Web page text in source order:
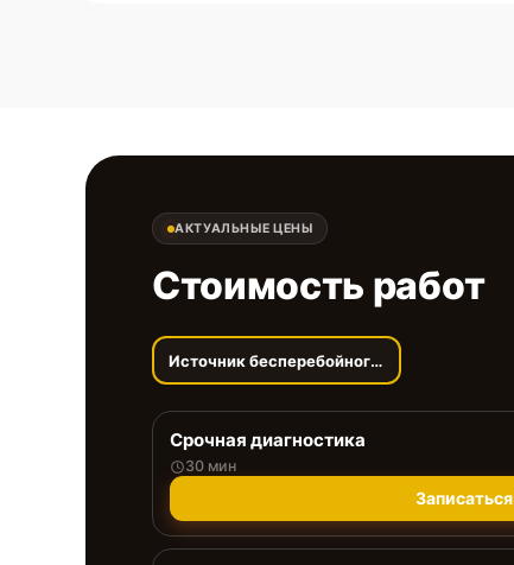
АКТУАЛЬНЫЕ ЦЕНЫ
Стоимость работ
Источник бесперебойного питания
Срочная диагностика
30 мин
Записаться